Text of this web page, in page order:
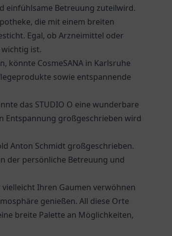
einfühlsame Betreuung zuteilwird.
, die mit einem breiten
Egal, ob Arzneimittel oder
ist.
könnte CosmeSANA in Karlsruhe
sowie entspannende
das STUDIO O eine wunderbare
Entspannung großgeschrieben wird
Anton Schmidt großgeschrieben.
der persönliche Betreuung und
Ihren Gaumen verwöhnen
genießen. All diese Orte
breite Palette an Möglichkeiten,